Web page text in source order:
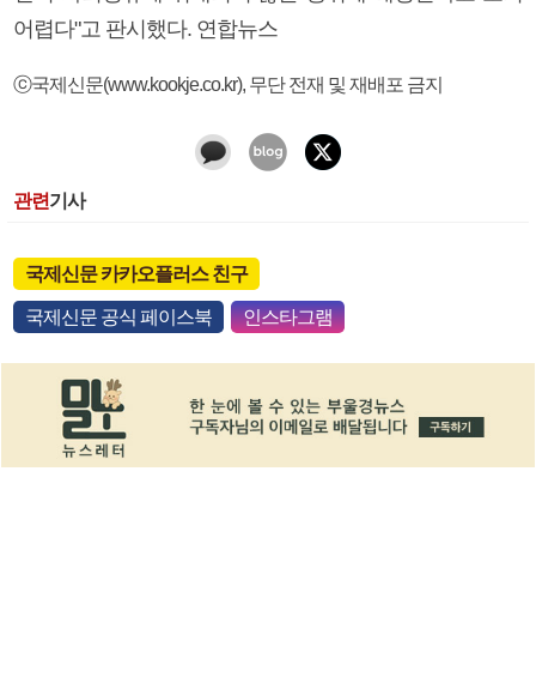
어렵다"고 판시했다. 연합뉴스
ⓒ국제신문(www.kookje.co.kr), 무단 전재 및 재배포 금지
관련기사
국제신문 카카오플러스 친구
국제신문 공식 페이스북 인스타그램